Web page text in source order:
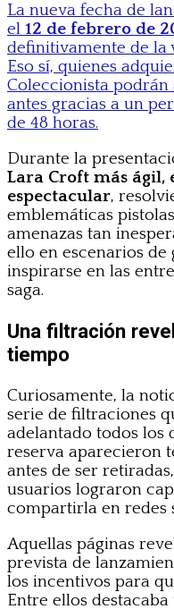
La nueva fecha de
el 12 de febrero de
definitivamente de la
Eso sí, quienes
Coleccionista podrán
antes gracias a un
de 48 horas.
Durante la
Lara Croft más ágil,
espectacular,
emblemáticas
amenazas tan
ello en escenarios de
inspirarse en las
saga.
Una filtración
tiempo
Curiosamente, la
serie de filtraciones
adelantado todos los
reserva aparecieron
antes de ser
usuarios lograron
compartirla en redes
Aquellas páginas
prevista de
los incentivos para
Entre ellos